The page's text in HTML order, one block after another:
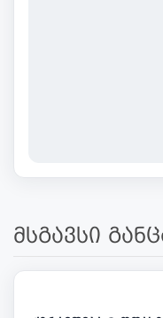
მსგავსი